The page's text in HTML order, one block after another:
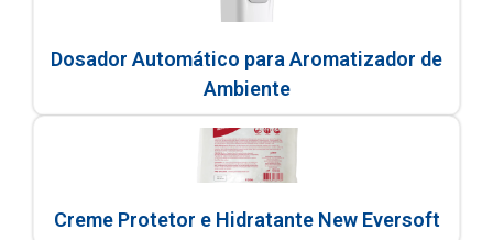
Dosador Automático para Aromatizador de
Ambiente
Creme Protetor e Hidratante New Eversoft